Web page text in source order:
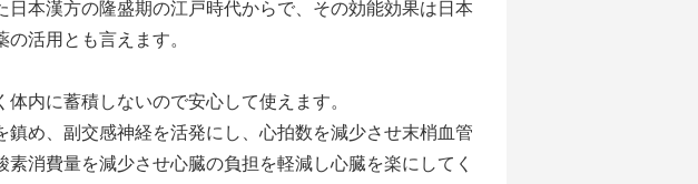
日本漢方の隆盛期の江戸時代からで、その効能効果は日本
活用とも言えます。
内に蓄積しないので安心して使えます。
鎮め、副交感神経を活発にし、心拍数を減少させ末梢血管
消費量を減少させ心臓の負担を軽減し心臓を楽にしてく